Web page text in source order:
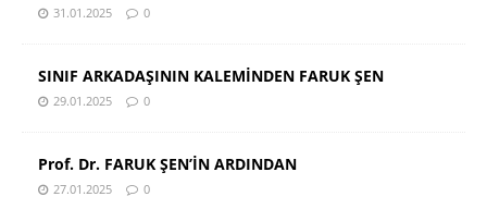
31.01.2025 0
SINIF ARKADAŞININ KALEMİNDEN FARUK ŞEN
29.01.2025 0
Prof. Dr. FARUK ŞEN’İN ARDINDAN
27.01.2025 0